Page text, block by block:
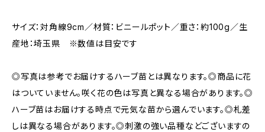
サイズ：対角線9cm／材質：ビニールポット／重さ：約100g／生
産地：埼玉県 ※数値は目安です
◎写真は参考でお届けするハーブ苗とは異なります。◎商品に花
はついていません。咲く花の色は写真と異なる場合があります。◎
ハーブ苗はお届けする時点で元気な苗から選んでいます。◎札差
しは異なる場合があります。◎刺激の強い品種などございますの